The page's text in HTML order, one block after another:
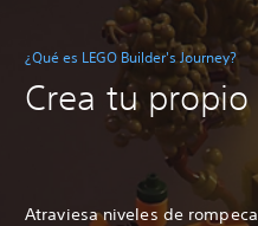
¿Qué es LEGO Builder's Journey?
Crea tu
Atraviesa niveles de